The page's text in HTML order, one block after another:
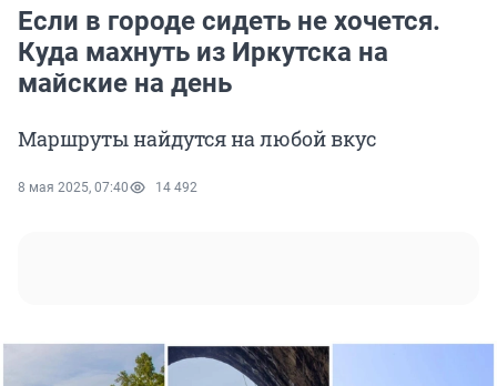
Если в городе сидеть не хочется.
Куда махнуть из Иркутска на
майские на день
Маршруты найдутся на любой вкус
8 мая 2025, 07:40 14 492